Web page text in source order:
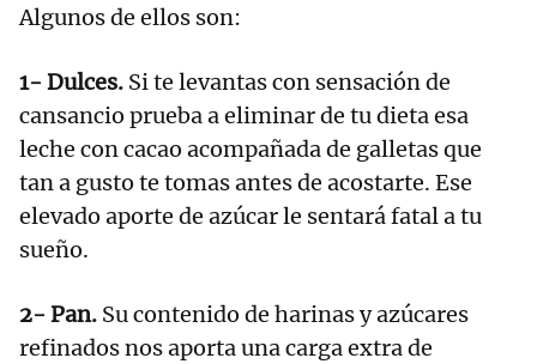
Algunos de ellos son:
1- Dulces. Si te levantas con sensación de
cansancio prueba a eliminar de tu dieta esa
leche con cacao acompañada de galletas que
tan a gusto te tomas antes de acostarte. Ese
elevado aporte de azúcar le sentará fatal a tu
sueño.
2- Pan. Su contenido de harinas y azúcares
refinados nos aporta una carga extra de